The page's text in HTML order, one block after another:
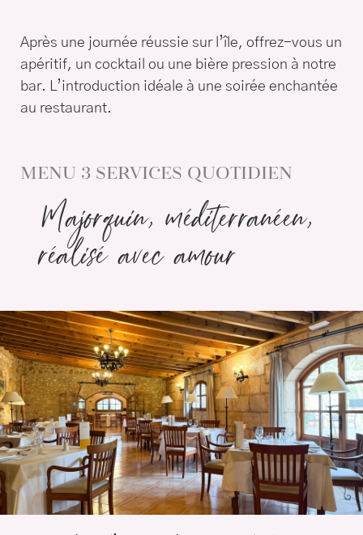
Après une journée réussie sur l’île, offrez-vous un
apéritif, un cocktail ou une bière pression à notre
bar. L’introduction idéale à une soirée enchantée
au restaurant.
MENU 3 SERVICES QUOTIDIEN
Majorquin, méditerranéen,
réalisé avec amour